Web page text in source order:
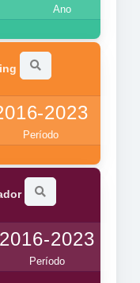
Ano
2023
Período
2016-2023
Período